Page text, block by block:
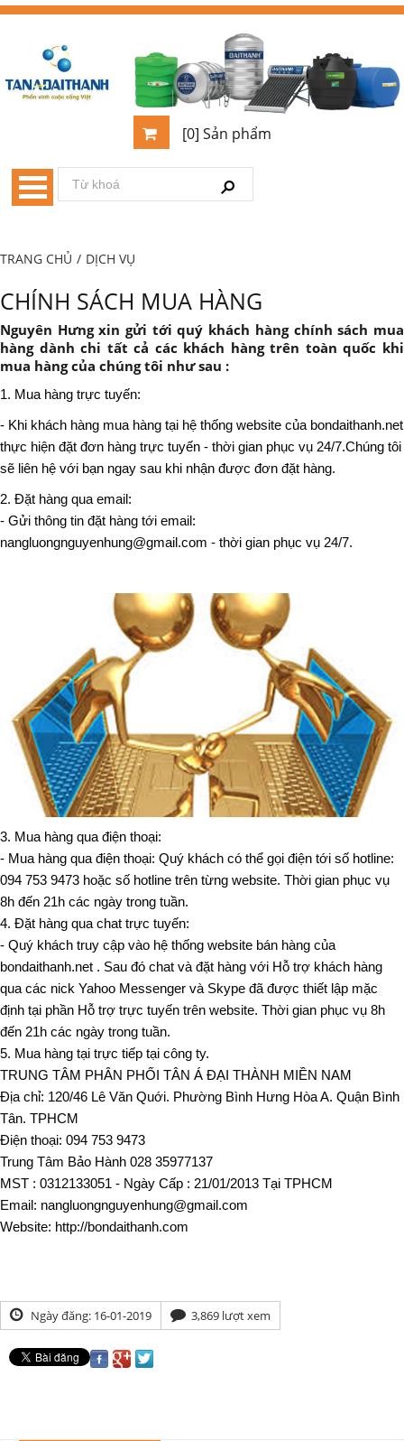
[0] Sản phẩm
TRANG CHỦ / DỊCH VỤ
CHÍNH SÁCH MUA HÀNG
Nguyên Hưng xin gửi tới quý khách hàng chính sách mua
hàng dành chi tất cả các khách hàng trên toàn quốc khi
mua hàng của chúng tôi như sau :
1. Mua hàng trực tuyến:
- Khi khách hàng mua hàng tại hệ thống website của bondaithanh.net
thực hiện đặt đơn hàng trực tuyến - thời gian phục vụ 24/7.Chúng tôi
sẽ liên hệ với bạn ngay sau khi nhận được đơn đặt hàng.
2. Đặt hàng qua email:
- Gửi thông tin đặt hàng tới email:
nangluongnguyenhung@gmail.com - thời gian phục vụ 24/7.
3. Mua hàng qua điện thoại:
- Mua hàng qua điện thoại: Quý khách có thể gọi điện tới số hotline:
094 753 9473 hoặc số hotline trên từng website. Thời gian phục vụ
8h đến 21h các ngày trong tuần.
4. Đặt hàng qua chat trực tuyến:
- Quý khách truy cập vào hệ thống website bán hàng của
bondaithanh.net . Sau đó chat và đặt hàng với Hỗ trợ khách hàng
qua các nick Yahoo Messenger và Skype đã được thiết lập mặc
định tại phần Hỗ trợ trực tuyến trên website. Thời gian phục vụ 8h
đến 21h các ngày trong tuần.
5. Mua hàng tại trực tiếp tại công ty.
TRUNG TÂM PHÂN PHỐI TÂN Á ĐẠI THÀNH MIỀN NAM
Địa chỉ: 120/46 Lê Văn Quới. Phường Bình Hưng Hòa A. Quận Bình
Tân. TPHCM
Điện thoại: 094 753 9473
Trung Tâm Bảo Hành 028 35977137
MST : 0312133051 - Ngày Cấp : 21/01/2013 Tại TPHCM
Email: nangluongnguyenhung@gmail.com
Website: http://bondaithanh.com
Ngày đăng: 16-01-2019 3,869 lượt xem